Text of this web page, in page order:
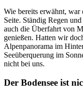
Wie bereits erwähnt, war
Seite. Ständig Regen
auch die Überfahrt von
genießen. Hatten wir
Alpenpanorama im
Seeüberquerung im
nicht bei uns.
Der Bodensee ist